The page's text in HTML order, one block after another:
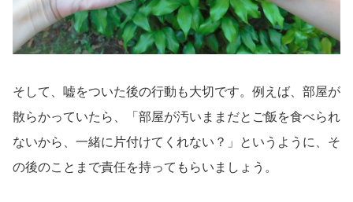
そして、嘘をついた後の行動も大切です。例えば、部屋が
散らかっていたら、「部屋が汚いままだとご飯を食べられ
ないから、一緒に片付けてくれない？」というように、そ
の後のことまで責任を持ってもらいましょう。